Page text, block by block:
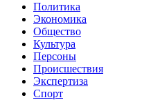
Политика
Экономика
Общество
Культура
Персоны
Происшествия
Экспертиза
Спорт